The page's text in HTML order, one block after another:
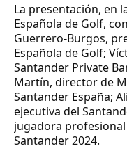
La presentación, en
Española de Golf,
Guerrero-Burgos,
Española de Golf;
Santander Private
Martín, director de
Santander España;
ejecutiva del
jugadora
Santander 2024.